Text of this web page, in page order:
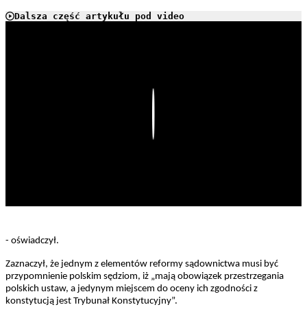
Dalsza część artykułu pod video
- oświadczył.
Zaznaczył, że jednym z elementów reformy sądownictwa musi być
przypomnienie polskim sędziom, iż „mają obowiązek przestrzegania
polskich ustaw, a jedynym miejscem do oceny ich zgodności z
konstytucją jest Trybunał Konstytucyjny”.